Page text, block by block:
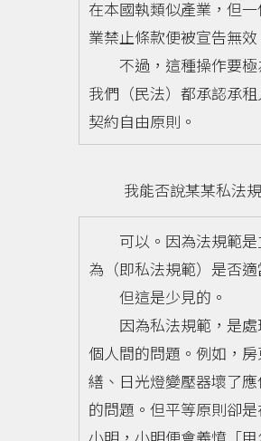
在本國執類似產業，但
業禁止條款便被宣告無效
不過，這種操作要極
我們（民法）都承認承
契約自由原則。
我能否說某某私法
可以。因為法規範是
為（即私法規範）是否適
但這是少見的。
因為私法規範，是處
個人間的問題。例如，
繕、日光燈變壓器壞了
的問題。但平等原則卻